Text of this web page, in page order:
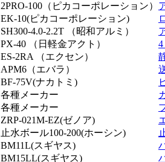
2PRO-100（ピカコーポレーション）
EK-10(ピカコーポレーション)
SH300-4.0-2.2T （昭和アルミ）
PX-40 （日軽金アクト）
ES-2RA （エクセン）
APM6（エバラ）
BF-75V(ナカトミ)
各種メーカー
各種メーカー
ZRP-021M-EZ(ゼノア)
止水ボール100-200(ホーシン)
BM11L(スギヤス)
BM15LL(スギヤス)